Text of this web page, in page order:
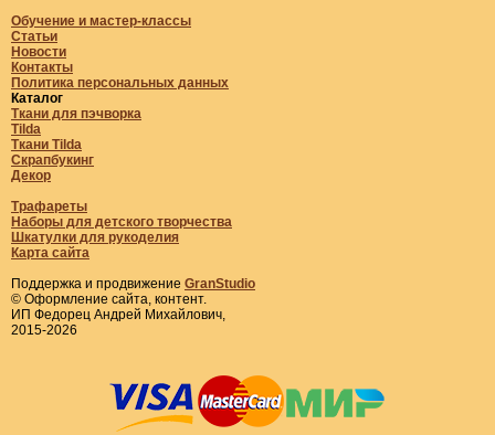
Обучение и мастер-классы
Статьи
Новости
Контакты
Политика персональных данных
Каталог
Ткани для пэчворка
Tilda
Ткани Tilda
Скрапбукинг
Декор
Трафареты
Наборы для детского творчества
Шкатулки для рукоделия
Карта сайта
Поддержка и продвижение GranStudio
© Оформление сайта, контент.
ИП Федорец Андрей Михайлович,
2015-2026